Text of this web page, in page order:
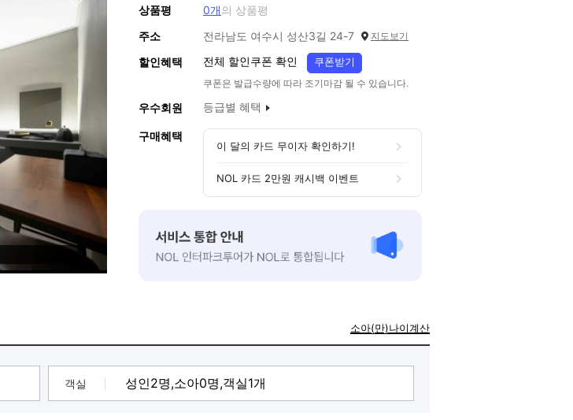
상품평
0개의 상품평
주소
전라남도 여수시 성산3길 24-7 지도보기
할인혜택 전체 할인쿠폰 확인 쿠폰받기
쿠폰은 발급수량에 따라 조기마감 될 수 있습니다.
우수회원 등급별 혜택
구매혜택
이 달의 카드 무이자 확인하기!
NOL 카드 2만원 캐시백 이벤트
소아(만)나이계산
객실